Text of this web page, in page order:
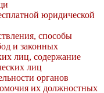
юридической
способы
и законных
лиц, содержание
лиц
органов
их должностных